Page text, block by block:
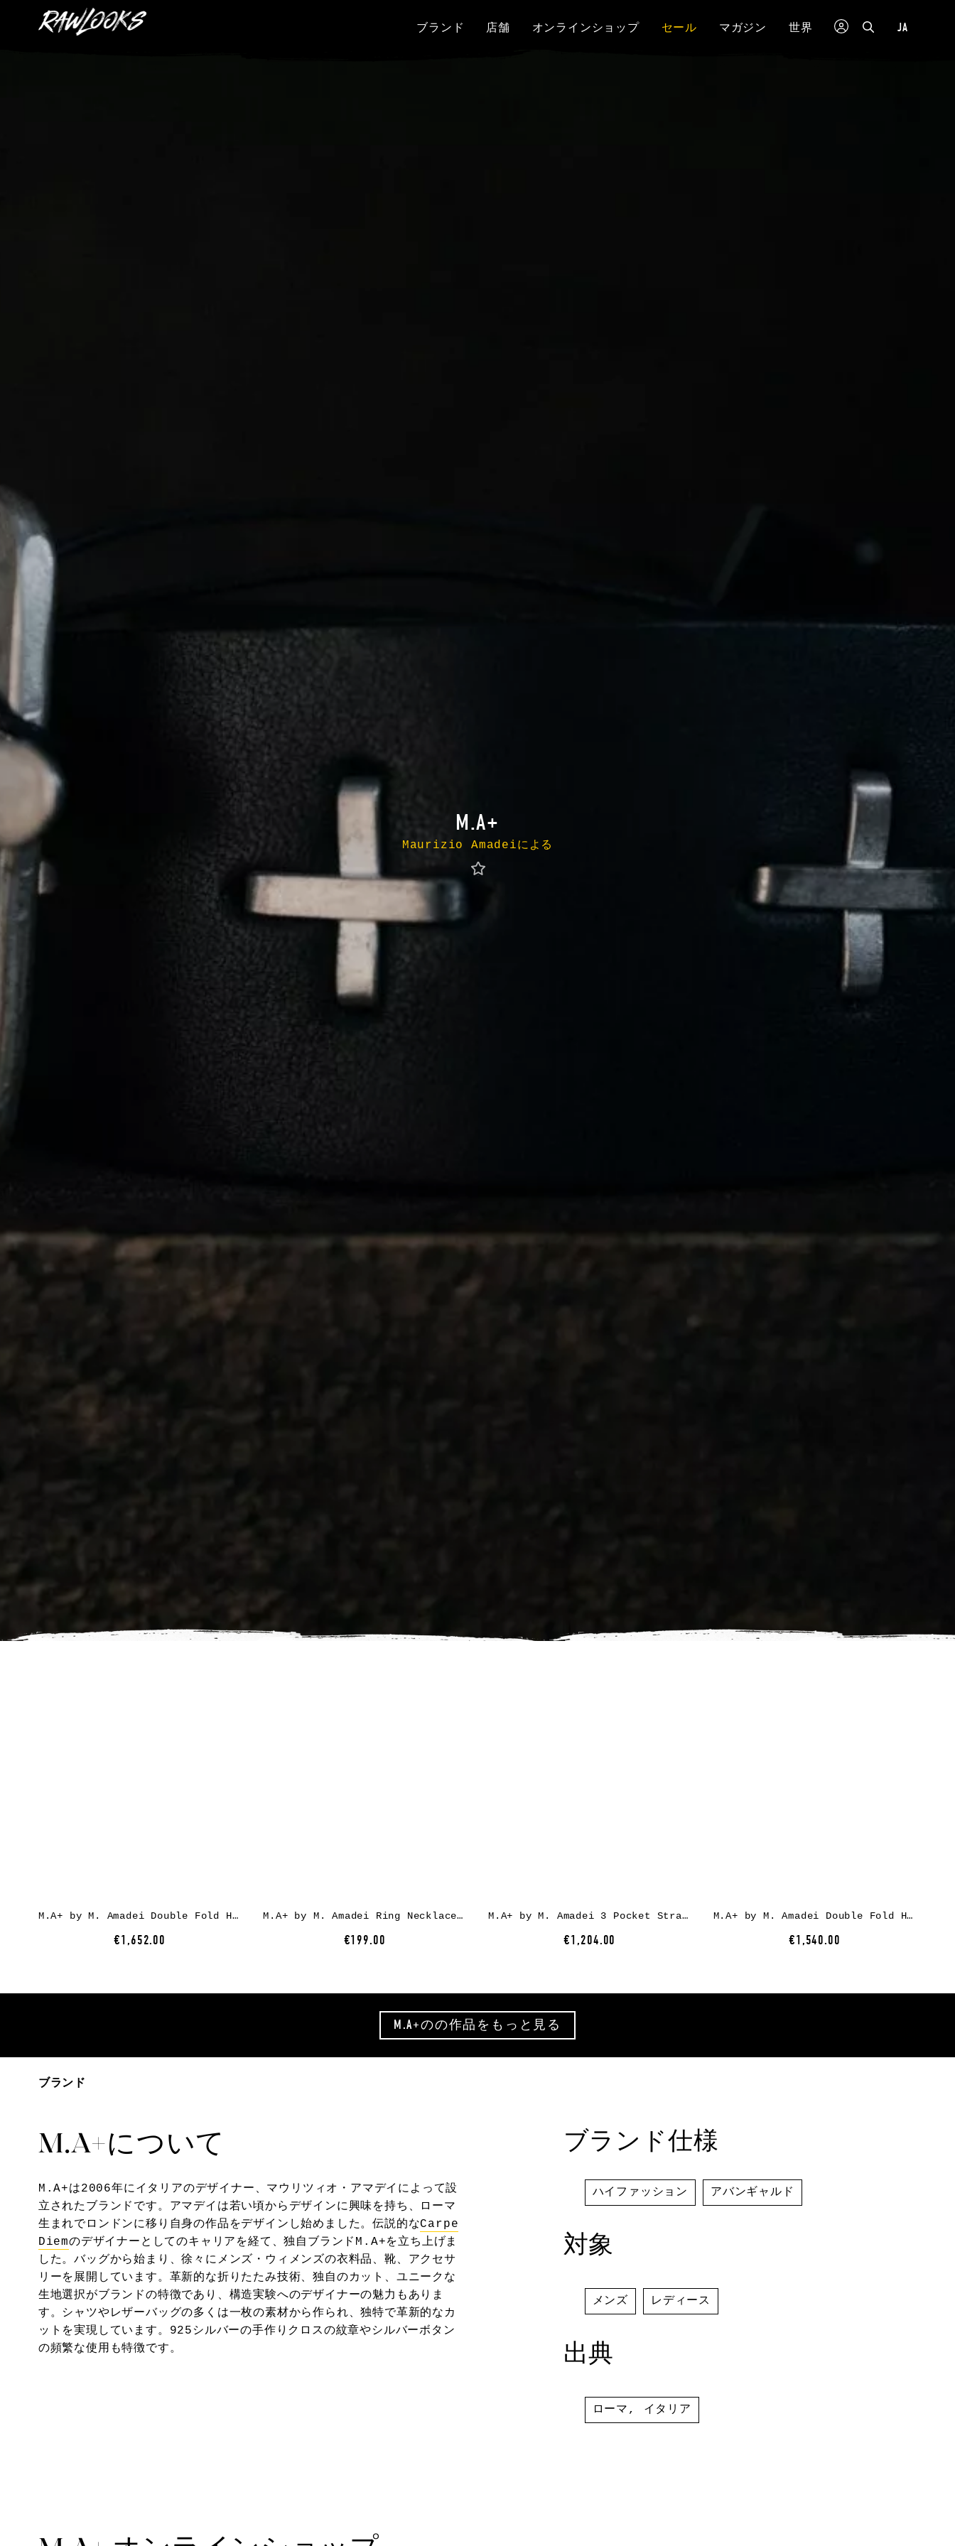
ブランド 店舗 オンラインショップ セール マガジン 世界 JA
M.A+
Maurizio Amadeiによる
M.A+ by M. Amadei Double Fold High Top Sneaker S9P2-R, cow leather, black
€1,652.00
M.A+ by M. Amadei Ring Necklace ACAG/C5, 925 sterling silver
€199.00
M.A+ by M. Amadei 3 Pocket Straight Leg Medium Fit Pants P383, cotton, black
€1,204.00
M.A+ by M. Amadei Double Fold High Top Sneaker S92P2-R, cotton, black
€1,540.00
M.A+のの作品をもっと見る
ブランド
M.A+について
M.A+は2006年にイタリアのデザイナー、マウリツィオ・アマデイによって設
立されたブランドです。アマデイは若い頃からデザインに興味を持ち、ローマ
生まれでロンドンに移り自身の作品をデザインし始めました。伝説的なCarpe
Diemのデザイナーとしてのキャリアを経て、独自ブランドM.A+を立ち上げま
した。バッグから始まり、徐々にメンズ・ウィメンズの衣料品、靴、アクセサ
リーを展開しています。革新的な折りたたみ技術、独自のカット、ユニークな
生地選択がブランドの特徴であり、構造実験へのデザイナーの魅力もありま
す。シャツやレザーバッグの多くは一枚の素材から作られ、独特で革新的なカ
ットを実現しています。925シルバーの手作りクロスの紋章やシルバーボタン
の頻繁な使用も特徴です。
ブランド仕様
ハイファッション アバンギャルド
対象
メンズ レディース
出典
ローマ , イタリア